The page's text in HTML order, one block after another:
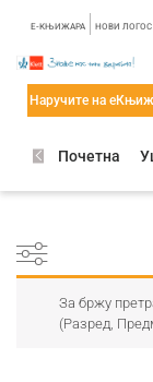
E-КЊИЖАРА НОВИ ЛОГОС
Наручите на
Почетна
За бржу
(Разред,